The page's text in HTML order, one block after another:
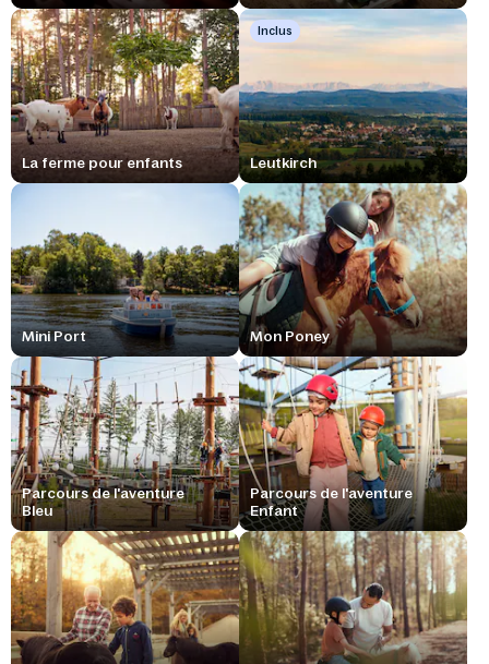
La ferme pour enfants
Inclus
Leutkirch
Mini Port Mon Poney
Parcours de l'aventure
Bleu
Parcours de l'aventure
Enfant